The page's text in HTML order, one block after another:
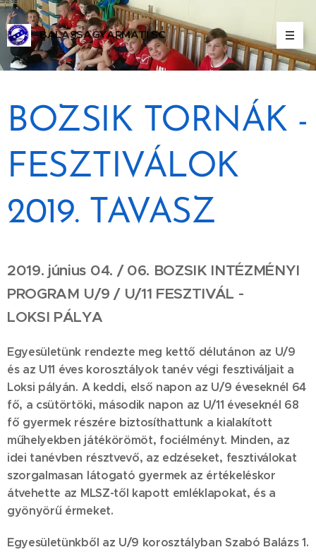
BALASSAGYARMATI SC
ALASSAGYARMATI SPORT CLUB
BOZSIK TORNÁK -
FESZTIVÁLOK
2019. TAVASZ
2019. június 04. / 06. BOZSIK INTÉZMÉNYI
PROGRAM U/9 / U/11 FESZTIVÁL -
LOKSI PÁLYA
Egyesületünk rendezte meg kettő délutánon az U/9
és az U11 éves korosztályok tanév végi fesztiváljait a
Loksi pályán. A keddi, első napon az U/9 éveseknél 64
fő, a csütörtöki, második napon az U/11 éveseknél 68
fő gyermek részére biztosíthattunk a kialakított
műhelyekben játékörömöt, fociélményt. Minden, az
idei tanévben résztvevő, az edzéseket, fesztiválokat
szorgalmasan látogató gyermek az értékeléskor
átvehette az MLSZ-től kapott emléklapokat, és a
gyönyörű érmeket.
Egyesületünkből az U/9 korosztályban Szabó Balázs 1.